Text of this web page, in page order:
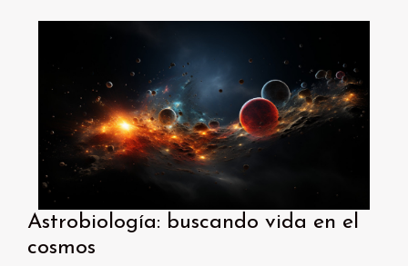
Astrobiología: buscando vida en el
cosmos